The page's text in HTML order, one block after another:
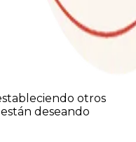
otros
deseando